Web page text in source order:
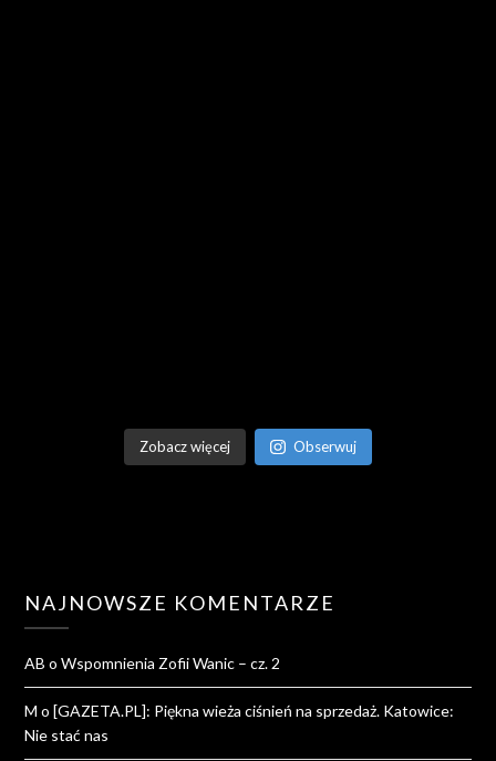
Zobacz więcej Obserwuj
NAJNOWSZE KOMENTARZE
AB oWspomnienia Zofii Wanic – cz. 2
M o[GAZETA.PL]: Piękna wieża ciśnień na sprzedaż. Katowice:
Nie stać nas